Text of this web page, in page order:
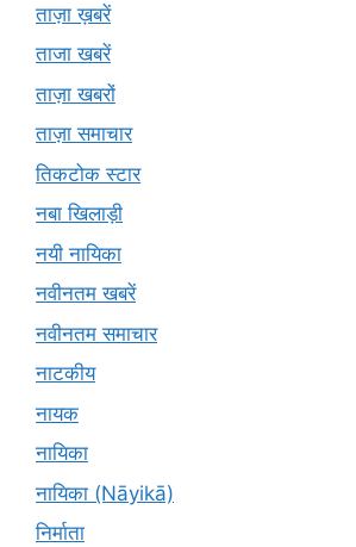
ताज़ा ख़बरें
ताजा खबरें
ताज़ा खबरों
ताज़ा समाचार
तिकटोक स्टार
नबा खिलाड़ी
नयी नायिका
नवीनतम खबरें
नवीनतम समाचार
नाटकीय
नायक
नायिका
नायिका (Nāyikā)
निर्माता